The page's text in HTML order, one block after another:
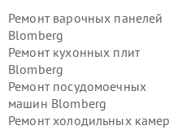
Ремонт варочных панелей
Blomberg
Ремонт кухонных плит
Blomberg
Ремонт посудомоечных
машин Blomberg
Ремонт холодильных камер